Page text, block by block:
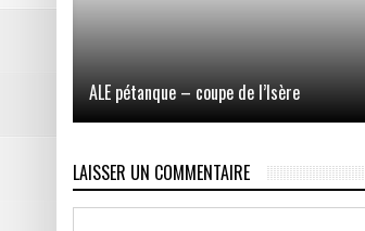
ALE pétanque – coupe de l’Isère
LAISSER UN COMMENTAIRE